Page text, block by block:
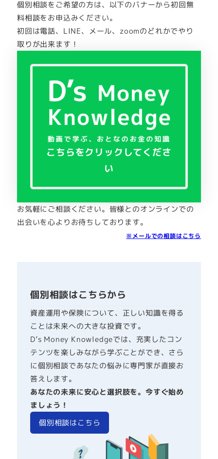
個別相談をご希望の方は、以下のバナーから初回無
料相談をお申込みください。
初回は電話、LINE、メール、zoomのどれかでやり
取りが出来ます！
こちらをクリックしてくださ
い
リ
ン
お気軽にご相談ください。皆様とのオンラインでの
出会いを心よりお待ちしております。
※メールでの相談はこちら
個別相談はこちらから
資産運用や保険について、正しい知識を得る
ことは未来への大きな投資です。
D’s Money Knowledgeでは、充実したコン
テンツを楽しみながら学ぶことができ、さら
に個別相談であなたの悩みに専門家が直接お
答えします。
あなたの未来に安心と選択肢を。今すぐ始め
ましょう！
個別相談はこちら